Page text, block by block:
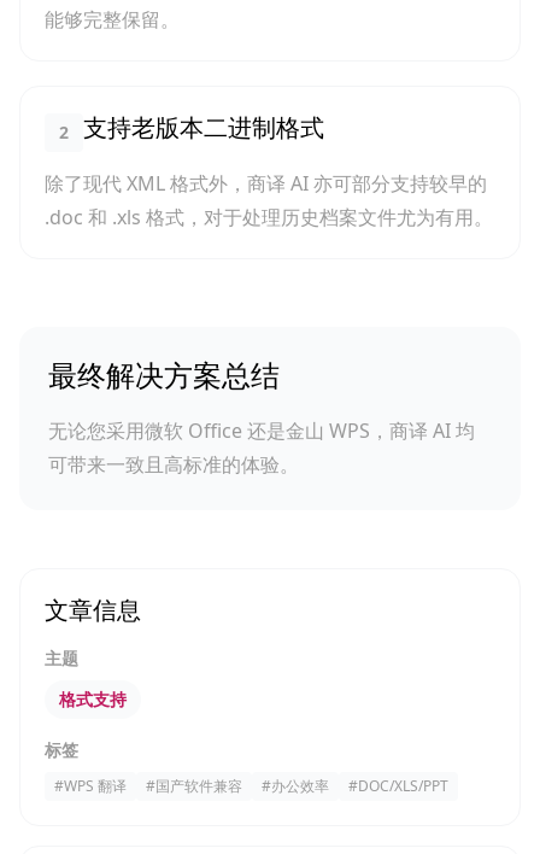
能够完整保留。
2 支持老版本二进制格式
除了现代 XML 格式外，商译 AI 亦可部分支持较早的
.doc 和 .xls 格式，对于处理历史档案文件尤为有用。
最终解决方案总结
无论您采用微软 Office 还是金山 WPS，商译 AI 均
可带来一致且高标准的体验。
文章信息
主题
格式支持
标签
#WPS 翻译 #国产软件兼容 #办公效率 #DOC/XLS/PPT